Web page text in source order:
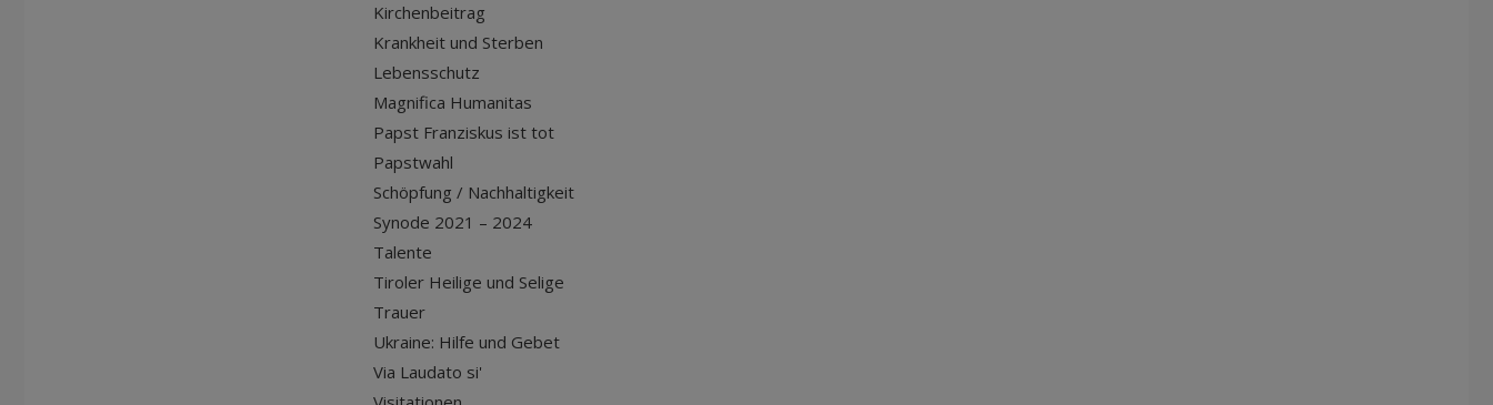
Kirchenbeitrag
Krankheit und Sterben
Lebensschutz
Magnifica Humanitas
Papst Franziskus ist tot
Papstwahl
Schöpfung / Nachhaltigkeit
Synode 2021 – 2024
Talente
Tiroler Heilige und Selige
Trauer
Ukraine: Hilfe und Gebet
Via Laudato si'